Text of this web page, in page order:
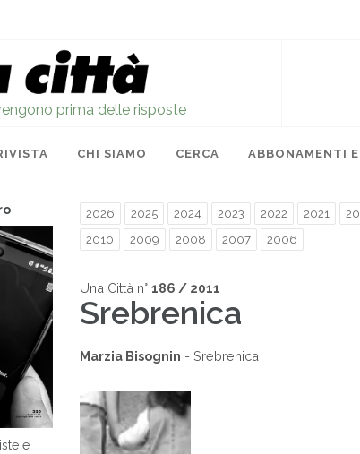
prima delle risposte
CHI SIAMO CERCA ABBONAMENTI
e
2026 2025 2024 2023 2022 2021
2010
2009 2008 2007 2006
Una Città n° 186 / 2011
Srebrenica
Marzia Bisognin - Srebrenica